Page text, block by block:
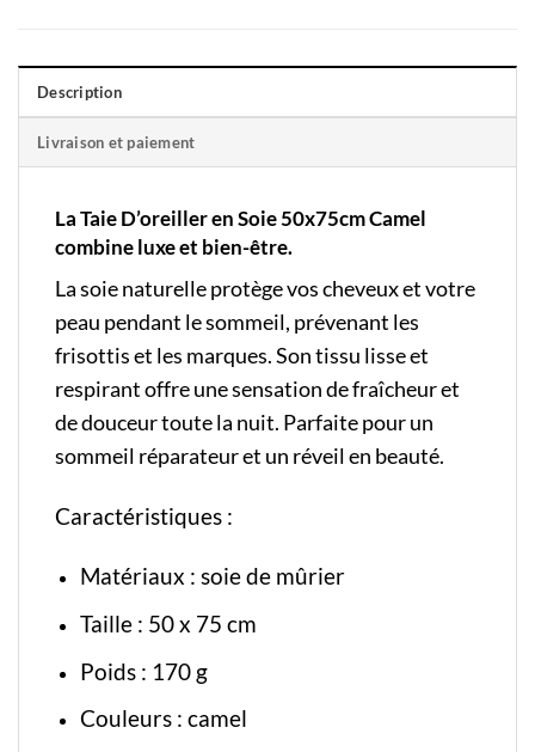
Description
Livraison et paiement
La Taie D’oreiller en Soie 50x75cm Camel
combine luxe et bien-être.
La soie naturelle protège vos cheveux et votre
peau pendant le sommeil, prévenant les
frisottis et les marques. Son tissu lisse et
respirant offre une sensation de fraîcheur et
de douceur toute la nuit. Parfaite pour un
sommeil réparateur et un réveil en beauté.
Caractéristiques :
Matériaux : soie de mûrier
Taille : 50 x 75 cm
Poids : 170 g
Couleurs : camel